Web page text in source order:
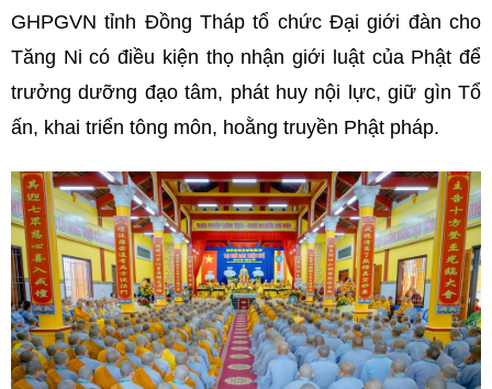
GHPGVN tỉnh Đồng Tháp tổ chức Đại giới đàn cho
Tăng Ni có điều kiện thọ nhận giới luật của Phật để
trưởng dưỡng đạo tâm, phát huy nội lực, giữ gìn Tổ
ấn, khai triển tông môn, hoằng truyền Phật pháp.